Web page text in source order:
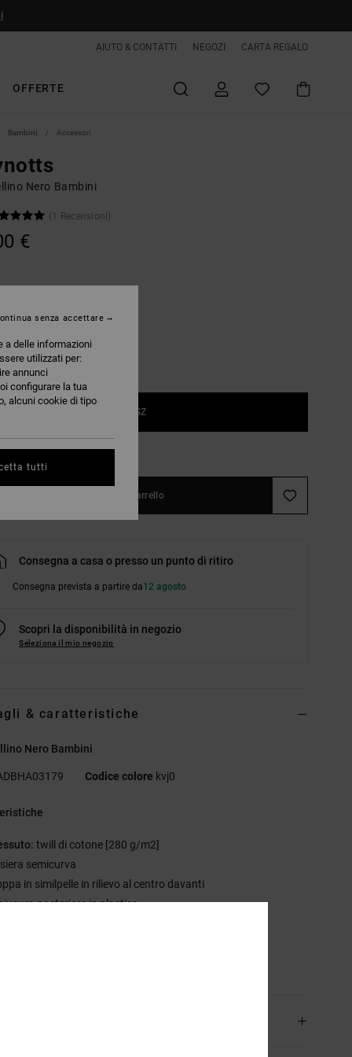
AIUTO & CONTATTI NEGOZI CARTA REGALO
OFFERTE
Bambini Accessori
Nero Bambini
(1 Recensioni)
€
1SZ
la guida alle taglie
Aggiungi al carrello
Consegna a casa o presso un punto di ritiro
Consegna prevista a partire da12 agosto
Scopri la disponibilità in negozio
Seleziona il mio negozio
& caratteristiche
Nero Bambini
Codice colore kvj0
twill di cotone [280 g/m2]
semicurva
in similpelle in rilievo al centro davanti
posteriore in plastica
a delle informazioni
utilizzati per:
annunci
configurare la tua
alcuni cookie di tipo
senza accettare
tutti